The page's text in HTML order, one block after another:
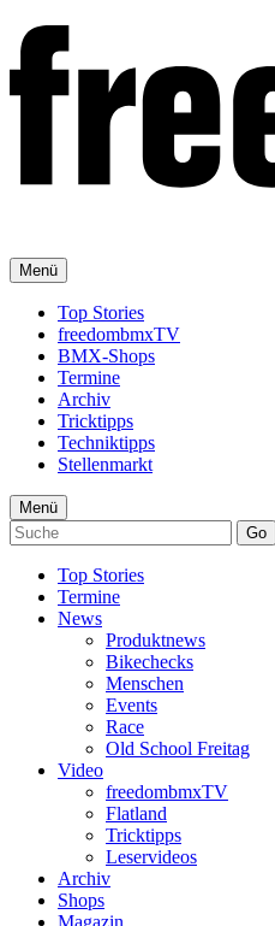
Menü
Top Stories
freedombmxTV
BMX-Shops
Termine
Archiv
Tricktipps
Techniktipps
Stellenmarkt
Menü
Go
Top Stories
Termine
News
Produktnews
Bikechecks
Menschen
Events
Race
Old School Freitag
Video
freedombmxTV
Flatland
Tricktipps
Leservideos
Archiv
Shops
Magazin